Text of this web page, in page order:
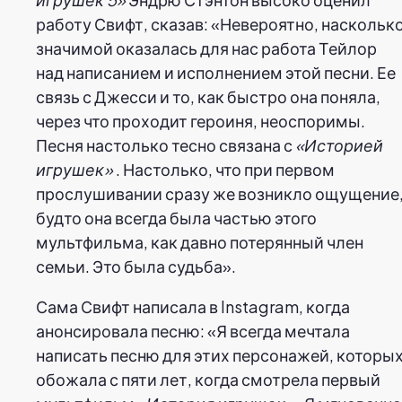
работу Свифт, сказав: «Невероятно,
значимой оказалась для нас работа Тейлор
над написанием и исполнением этой песни. Ее
связь с Джесси и то, как быстро она поняла,
через что проходит героиня, неоспоримы.
Песня настолько тесно связана с «Историей
игрушек». Настолько, что при первом
прослушивании сразу же возникло ощущение,
будто она всегда была частью этого
мультфильма, как давно потерянный член
семьи. Это была судьба».
Сама Свифт написала в Instagram, когда
анонсировала песню: «Я всегда мечтала
написать песню для этих персонажей, которых
обожала с пяти лет, когда смотрела первый